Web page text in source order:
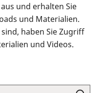
aus und erhalten Sie
und Materialien.
sind, haben Sie Zugriff
und Videos.